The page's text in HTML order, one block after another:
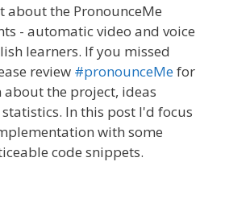
about the PronounceMe
- automatic video and voice
learners. If you missed
review #pronounceMefor
the project, ideas
In this post I'd focus
with some
code snippets.